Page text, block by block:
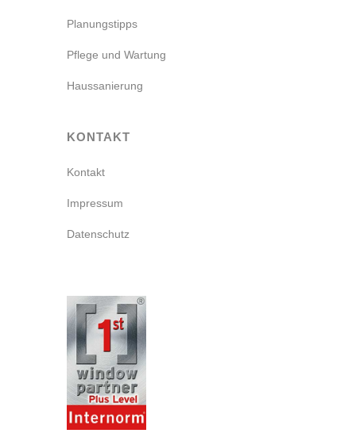
Planungstipps
Pflege und Wartung
Haussanierung
KONTAKT
Kontakt
Impressum
Datenschutz